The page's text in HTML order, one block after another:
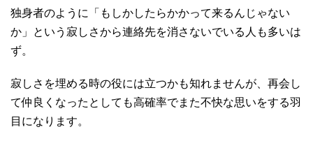
独身者のように「もしかしたらかかって来るんじゃない
か」という寂しさから連絡先を消さないでいる人も多いは
ず。
寂しさを埋める時の役には立つかも知れませんが、再会し
て仲良くなったとしても高確率でまた不快な思いをする羽
目になります。